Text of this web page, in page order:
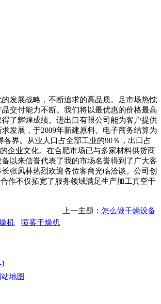
发展战略，不断追求的高品质。足市场热忱
交付能力不断。我们将以最优惠的价格最高
了辉煌成绩。进出口有限公司能为客户提供
发展，于2009年新建原料。电子商务结算为
界。从业人口占全部工业的90％，出口占
企业文化。在合肥市场已与多家材料供货商
以来信誉代表了我的市场名誉得到了广大客
张凤林热烈欢迎各位客商光临洽谈。公司创
作不仅拓宽了服务领域满足生产加工真空干
上一主题： 怎么做干燥设备
机 喷雾干燥机
站地图